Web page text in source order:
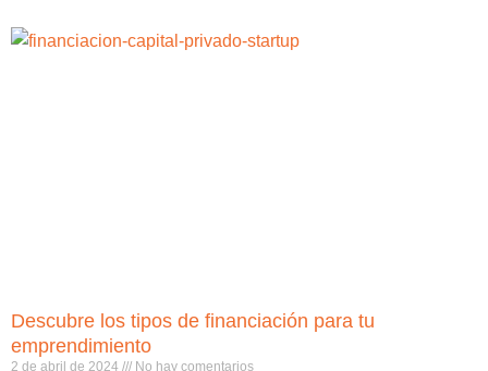
Descubre los tipos de financiación para tu
emprendimiento
2 de abril de 2024 No hay comentarios